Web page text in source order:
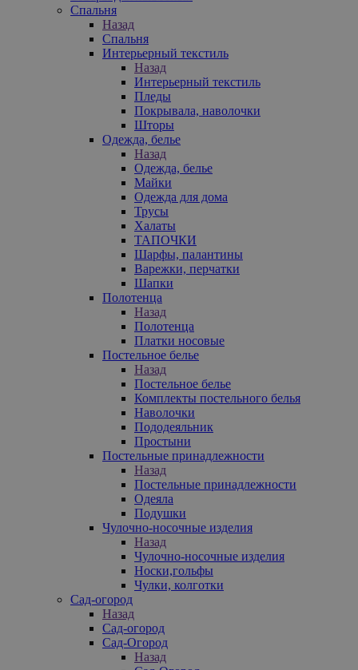
Спальня
Назад
Спальня
Интерьерный текстиль
Назад
Интерьерный текстиль
Пледы
Покрывала, наволочки
Шторы
Одежда, белье
Назад
Одежда, белье
Майки
Одежда для дома
Трусы
Халаты
ТАПОЧКИ
Шарфы, палантины
Варежки, перчатки
Шапки
Полотенца
Назад
Полотенца
Платки носовые
Постельное белье
Назад
Постельное белье
Комплекты постельного белья
Наволочки
Пододеяльник
Простыни
Постельные принадлежности
Назад
Постельные принадлежности
Одеяла
Подушки
Чулочно-носочные изделия
Назад
Чулочно-носочные изделия
Носки,гольфы
Чулки, колготки
Сад-огород
Назад
Сад-огород
Сад-Огород
Назад